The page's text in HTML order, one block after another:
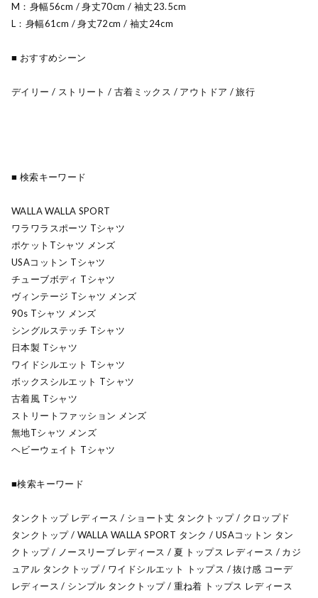
M：身幅56cm / 身丈70cm / 袖丈23.5cm
L：身幅61cm / 身丈72cm / 袖丈24cm
■ おすすめシーン
デイリー / ストリート / 古着ミックス / アウトドア / 旅行
■ 検索キーワード
WALLA WALLA SPORT
ワラワラスポーツ Tシャツ
ポケットTシャツ メンズ
USAコットン Tシャツ
チューブボディ Tシャツ
ヴィンテージ Tシャツ メンズ
90s Tシャツ メンズ
シングルステッチ Tシャツ
日本製 Tシャツ
ワイドシルエット Tシャツ
ボックスシルエット Tシャツ
古着風 Tシャツ
ストリートファッション メンズ
無地Tシャツ メンズ
ヘビーウェイト Tシャツ
■検索キーワード
タンクトップ レディース / ショート丈 タンクトップ / クロップド
タンクトップ / WALLA WALLA SPORT タンク / USAコットン タン
クトップ / ノースリーブ レディース / 夏 トップス レディース / カジ
ュアル タンクトップ / ワイドシルエット トップス / 抜け感 コーデ
レディース / シンプル タンクトップ / 重ね着 トップス レディース